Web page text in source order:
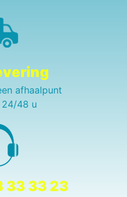
afhaalpunt
24/48 u
33 33 23